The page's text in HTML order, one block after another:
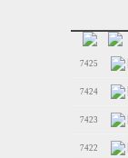
7425
7424
7423
7422